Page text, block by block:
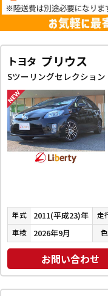
トヨタ プリウス
年式 2011(平成23)年 走
車検 2026年9月 色
お問い合わせ